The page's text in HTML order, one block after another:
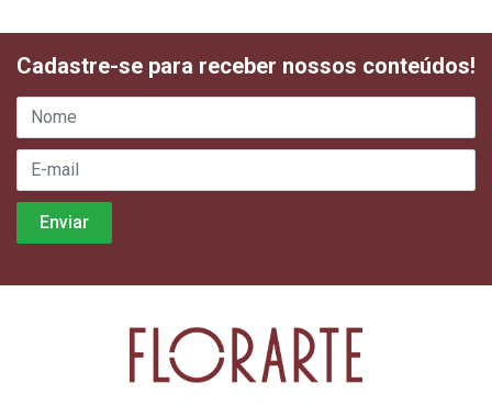
Cadastre-se para receber nossos conteúdos!